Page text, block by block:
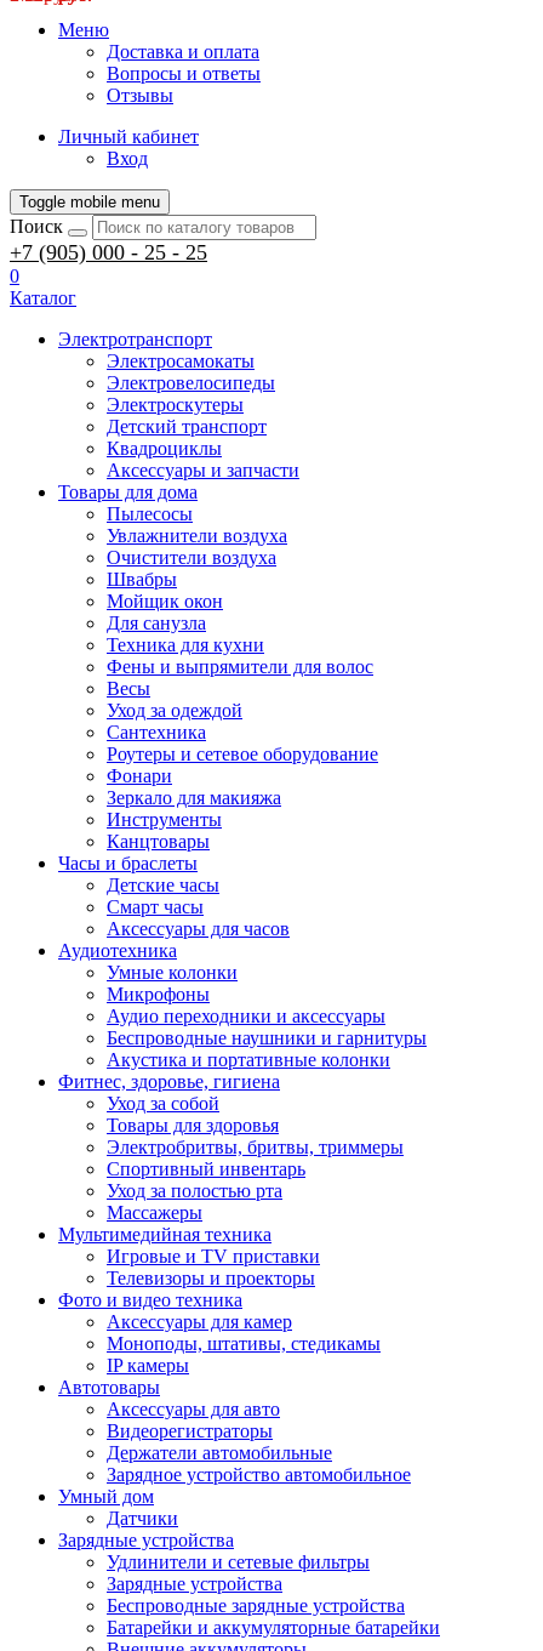
Меню
Доставка и оплата
Вопросы и ответы
Отзывы
Личный кабинет
Вход
Toggle mobile menu
Поиск
+7 (905) 000 - 25 - 25
0
Каталог
Электротранспорт
Электросамокаты
Электровелосипеды
Электроскутеры
Детский транспорт
Квадроциклы
Аксессуары и запчасти
Товары для дома
Пылесосы
Увлажнители воздуха
Очистители воздуха
Швабры
Мойщик окон
Для санузла
Техника для кухни
Фены и выпрямители для волос
Весы
Уход за одеждой
Сантехника
Роутеры и сетевое оборудование
Фонари
Зеркало для макияжа
Инструменты
Канцтовары
Часы и браслеты
Детские часы
Смарт часы
Аксессуары для часов
Аудиотехника
Умные колонки
Микрофоны
Аудио переходники и аксессуары
Беспроводные наушники и гарнитуры
Акустика и портативные колонки
Фитнес, здоровье, гигиена
Уход за собой
Товары для здоровья
Электробритвы, бритвы, триммеры
Спортивный инвентарь
Уход за полостью рта
Массажеры
Мультимедийная техника
Игровые и TV приставки
Телевизоры и проекторы
Фото и видео техника
Аксессуары для камер
Моноподы, штативы, стедикамы
IP камеры
Автотовары
Аксессуары для авто
Видеорегистраторы
Держатели автомобильные
Зарядное устройство автомобильное
Умный дом
Датчики
Зарядные устройства
Удлинители и сетевые фильтры
Зарядные устройства
Беспроводные зарядные устройства
Батарейки и аккумуляторные батарейки